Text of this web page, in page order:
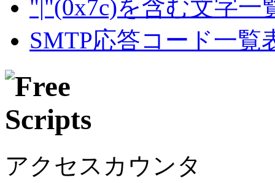
"|"(0x7c)を含む文字一
SMTP応答コード一覧
アクセスカウンタ